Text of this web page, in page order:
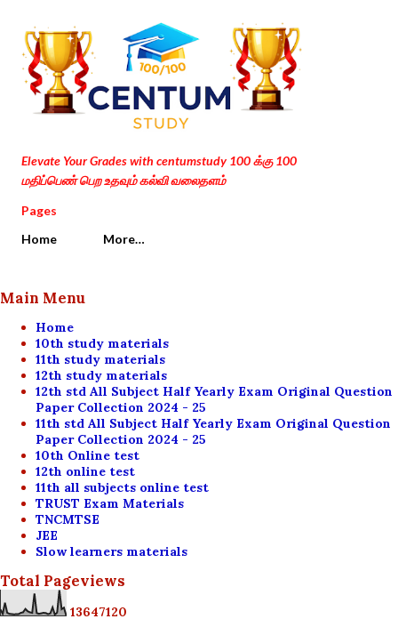
Skip to main content
Elevate Your Grades with centumstudy 100 க்கு 100
மதிப்பெண் பெற உதவும் கல்வி வலைதளம்
Pages
Home
More…
Main Menu
Home
10th study materials
11th study materials
12th study materials
12th std All Subject Half Yearly Exam Original Question
Paper Collection 2024 - 25
11th std All Subject Half Yearly Exam Original Question
Paper Collection 2024 - 25
10th Online test
12th online test
11th all subjects online test
TRUST Exam Materials
TNCMTSE
JEE
Slow learners materials
Total Pageviews
13647120